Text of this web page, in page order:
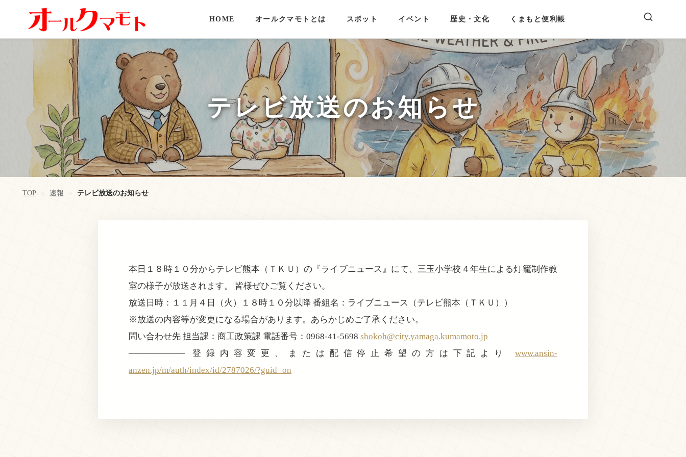
HOME オールクマモトとは スポット イベント 歴史・文化 くまもと便利帳
テレビ放送のお知らせ
TOP > 速報 > テレビ放送のお知らせ
本日１８時１０分からテレビ熊本（ＴＫＵ）の『ライブニュース』にて、三玉小学校４年生による灯籠制作教
室の様子が放送されます。 皆様ぜひご覧ください。
放送日時：１１月４日（火）１８時１０分以降 番組名：ライブニュース（テレビ熊本（ＴＫＵ））
※放送の内容等が変更になる場合があります。あらかじめご了承ください。
問い合わせ先 担当課：商工政策課 電話番号：0968-41-5698 shokoh@city.yamaga.kumamoto.jp
——————– 登録内容変更、または配信停止希望の方は下記より www.ansin-
anzen.jp/m/auth/index/id/2787026/?guid=on